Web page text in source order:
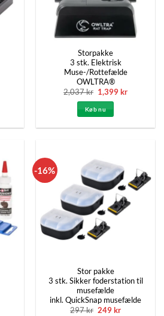
Storpakke
3 stk. Elektrisk
Muse-/Rottefælde
OWLTRA®
2,037kr Den
oprindelige
var:
2,037 kr.
1,399krDen
Køb nu
-16%
Stor pakke
3 stk. Sikker foderstation til
musefælde
inkl. QuickSnap musefælde
297kr Den
249krDen